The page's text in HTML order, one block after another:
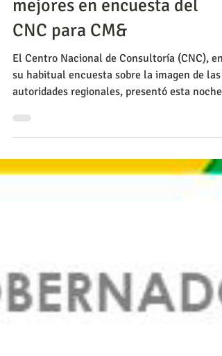
alcalde de Barranquilla, los
mejores en encuesta del
CNC para CM&
El Centro Nacional de Consultoría (CNC), en
autoridades regionales, presentó esta noche
en CM&am